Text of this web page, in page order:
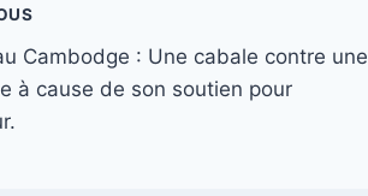
Cambodge : Une cabale contre une
à cause de son soutien pour